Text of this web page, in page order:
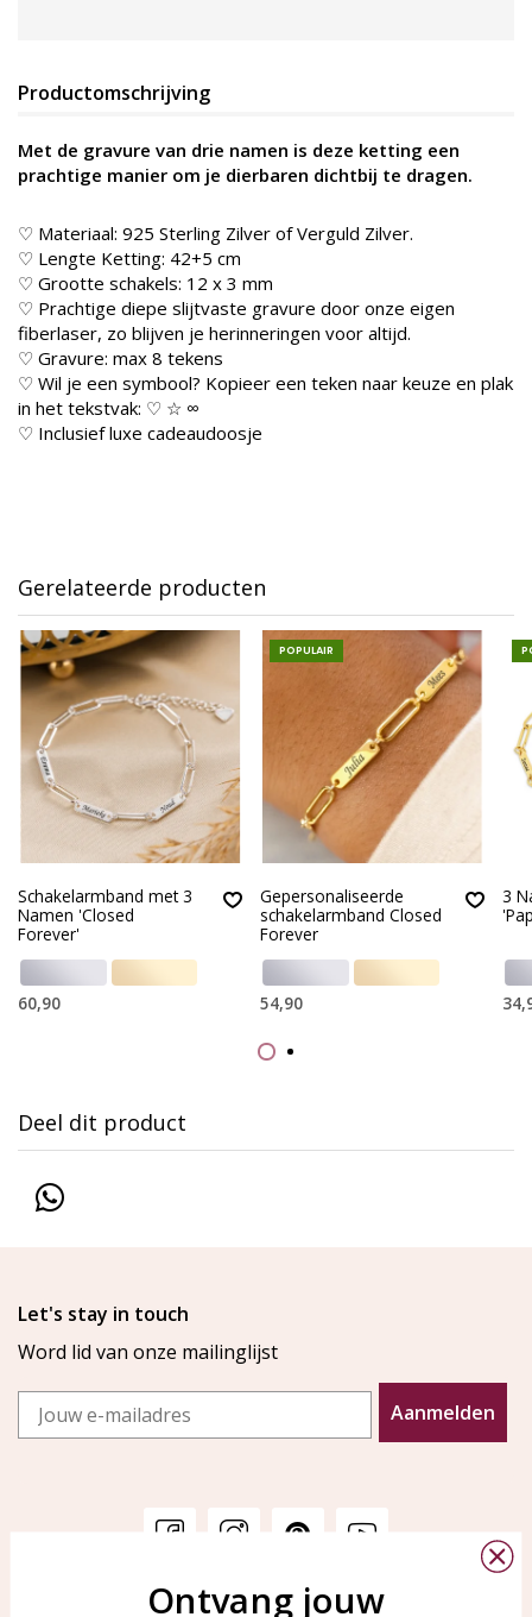
Productomschrijving
Met de gravure van drie namen is deze ketting een
prachtige manier om je dierbaren dichtbij te dragen.
♡ Materiaal: 925 Sterling Zilver of Verguld Zilver.
♡ Lengte Ketting: 42+5 cm
♡ Grootte schakels: 12 x 3 mm
♡ Prachtige diepe slijtvaste gravure door onze eigen
fiberlaser, zo blijven je herinneringen voor altijd.
♡ Gravure: max 8 tekens
♡ Wil je een symbool? Kopieer een teken naar keuze en plak
in het tekstvak: ♡ ☆ ∞
♡ Inclusief luxe cadeaudoosje
Gerelateerde producten
Schakelarmband met 3
Namen 'Closed
Forever'
60,90
POPULAIR
Gepersonaliseerde
schakelarmband Closed
Forever
54,90
3
Deel dit product
Let's stay in touch
Word lid van onze mailinglijst
Email
Aanmelden
KAYA Sieraden
Ontvang jouw